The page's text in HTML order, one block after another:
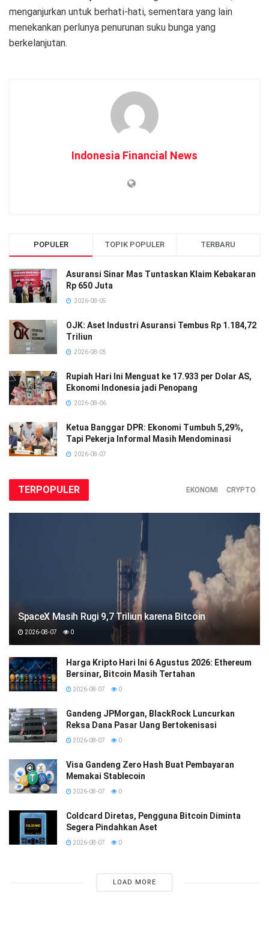
menganjurkan untuk berhati-hati, sementara yang lain
menekankan perlunya penurunan suku bunga yang
berkelanjutan.
Indonesia Financial News
POPULER TOPIK POPULER TERBARU
Asuransi Sinar Mas Tuntaskan Klaim Kebakaran
Rp 650 Juta
2026-08-05
OJK: Aset Industri Asuransi Tembus Rp 1.184,72
Triliun
2026-08-05
Rupiah Hari Ini Menguat ke 17.933 per Dolar AS,
Ekonomi Indonesia jadi Penopang
2026-08-06
Ketua Banggar DPR: Ekonomi Tumbuh 5,29%,
Tapi Pekerja Informal Masih Mendominasi
2026-08-07
TERPOPULER EKONOMI CRYPTO
SpaceX Masih Rugi 9,7 Triliun karena Bitcoin
2026-08-07 0
Harga Kripto Hari Ini 6 Agustus 2026: Ethereum
Bersinar, Bitcoin Masih Tertahan
2026-08-07 0
Gandeng JPMorgan, BlackRock Luncurkan
Reksa Dana Pasar Uang Bertokenisasi
2026-08-07 0
Visa Gandeng Zero Hash Buat Pembayaran
Memakai Stablecoin
2026-08-07 0
Coldcard Diretas, Pengguna Bitcoin Diminta
Segera Pindahkan Aset
2026-08-07 0
LOAD MORE